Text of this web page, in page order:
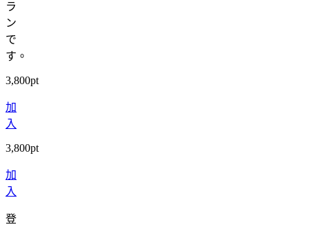
ラ
ン
で
す。
3,800pt
加
入
3,800pt
加
入
登